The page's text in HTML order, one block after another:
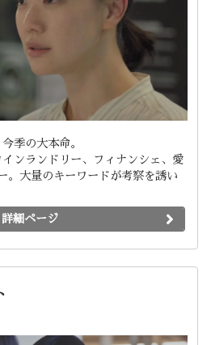
季の大本命。
ンランドリー、フィナンシェ、愛
。大量のキーワードが考察を誘い
詳細ページ